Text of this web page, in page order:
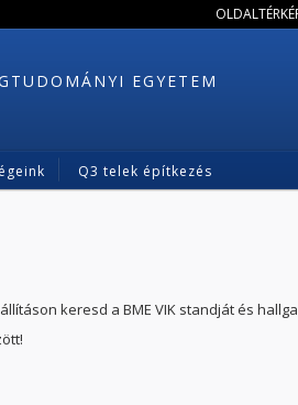
EGYETEM
Q3 telek építkezés
keresd a BME VIK standját és